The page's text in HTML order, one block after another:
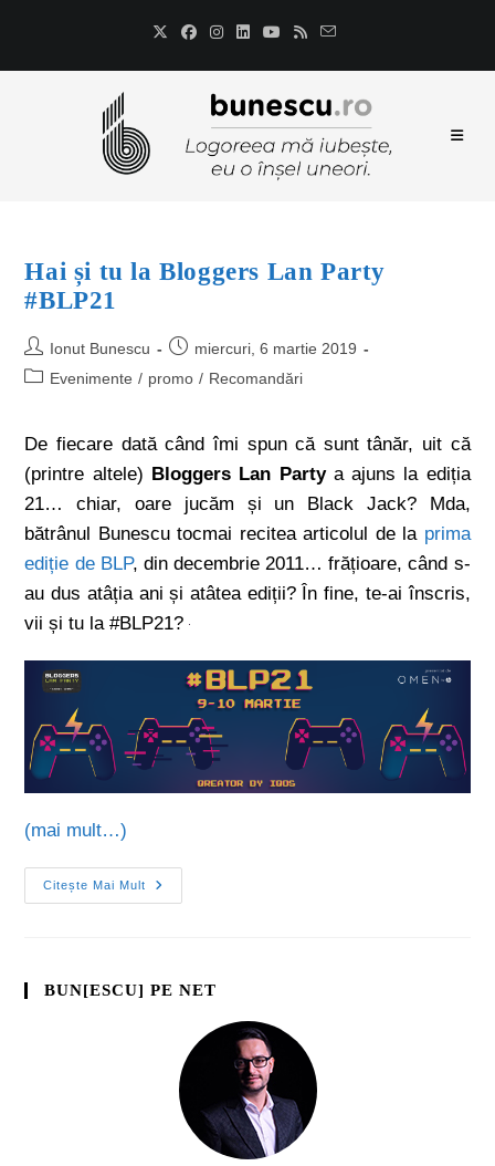
Hai și tu la Bloggers Lan Party
#BLP21
Ionut Bunescu
miercuri, 6 martie 2019
Evenimente / promo / Recomandări
De fiecare dată când îmi spun că sunt tânăr, uit că
(printre altele) Bloggers Lan Partya ajuns la ediția
21… chiar, oare jucăm și un Black Jack? Mda,
bătrânul Bunescu tocmai recitea articolul de la prima
ediție de BLP, din decembrie 2011… frățioare, când s-
au dus atâția ani și atâtea ediții? În fine, te-ai înscris,
vii și tu la #BLP21?
(mai mult…)
Citește Mai Mult
BUN[ESCU] PE NET